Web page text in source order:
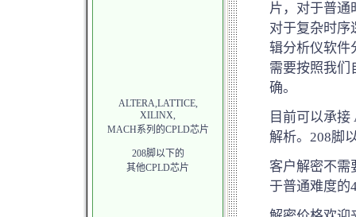
片，对于普通
对于复杂时序
辑分析仪软件
需要按照我们
确。
目前可以承接
解析。208脚
客户解密不需
于普通难度的
ALTERA,LATTICE,
XILINX,
MACH系列的CPLD芯片
208脚以下的
其他CPLD芯片